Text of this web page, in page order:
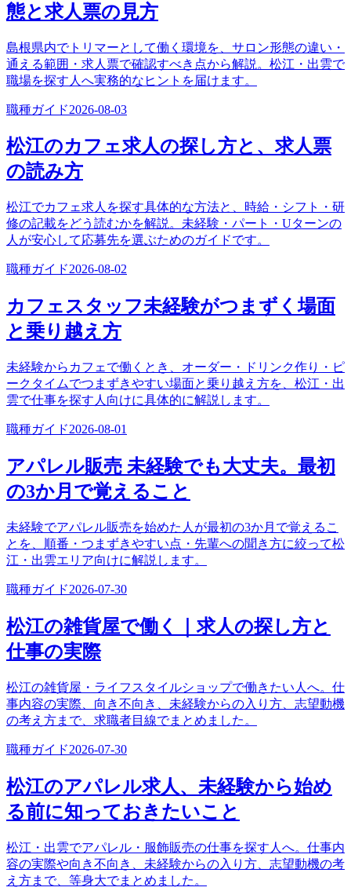
態と求人票の見方
島根県内でトリマーとして働く環境を、サロン形態の違い・
通える範囲・求人票で確認すべき点から解説。松江・出雲で
職場を探す人へ実務的なヒントを届けます。
職種ガイド2026-08-03
松江のカフェ求人の探し方と、求人票
の読み方
松江でカフェ求人を探す具体的な方法と、時給・シフト・研
修の記載をどう読むかを解説。未経験・パート・Uターンの
人が安心して応募先を選ぶためのガイドです。
職種ガイド2026-08-02
カフェスタッフ未経験がつまずく場面
と乗り越え方
未経験からカフェで働くとき、オーダー・ドリンク作り・ピ
ークタイムでつまずきやすい場面と乗り越え方を、松江・出
雲で仕事を探す人向けに具体的に解説します。
職種ガイド2026-08-01
アパレル販売 未経験でも大丈夫。最初
の3か月で覚えること
未経験でアパレル販売を始めた人が最初の3か月で覚えるこ
とを、順番・つまずきやすい点・先輩への聞き方に絞って松
江・出雲エリア向けに解説します。
職種ガイド2026-07-30
松江の雑貨屋で働く｜求人の探し方と
仕事の実際
松江の雑貨屋・ライフスタイルショップで働きたい人へ。仕
事内容の実際、向き不向き、未経験からの入り方、志望動機
の考え方まで、求職者目線でまとめました。
職種ガイド2026-07-30
松江のアパレル求人、未経験から始め
る前に知っておきたいこと
松江・出雲でアパレル・服飾販売の仕事を探す人へ。仕事内
容の実際や向き不向き、未経験からの入り方、志望動機の考
え方まで、等身大でまとめました。